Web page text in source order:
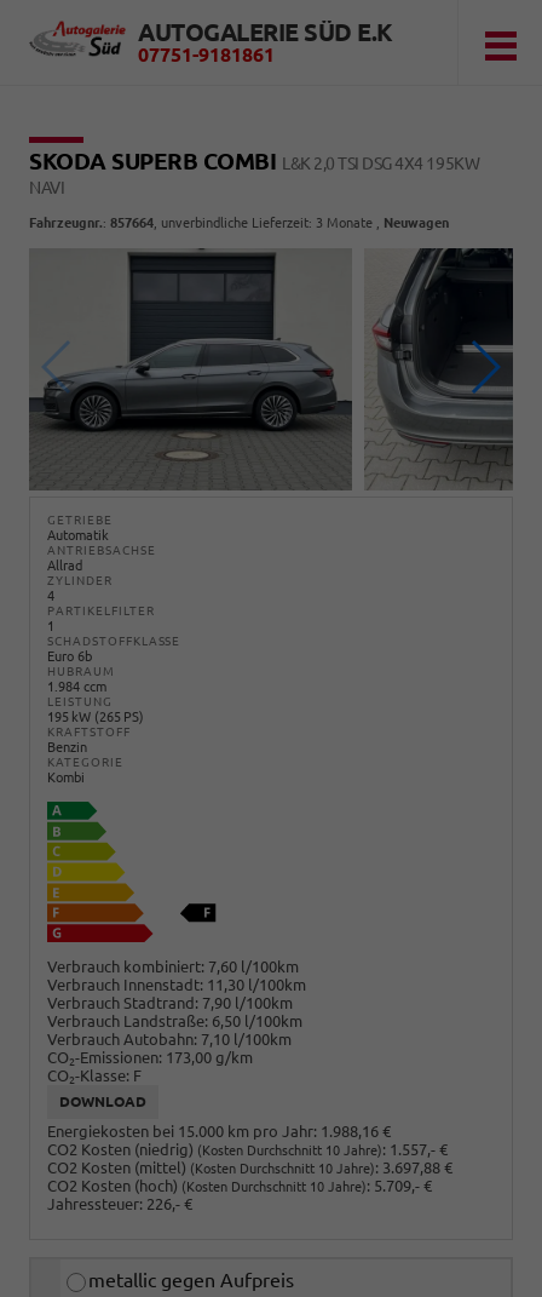
AUTOGALERIE SÜD E.K
07751-9181861
SKODA SUPERB COMBI L&K 2,0 TSI DSG 4X4 195KW
NAVI
Fahrzeugnr.: 857664 , unverbindliche Lieferzeit: 3 Monate Neuwagen
GETRIEBE
Automatik
ANTRIEBSACHSE
Allrad
ZYLINDER
4
PARTIKELFILTER
1
SCHADSTOFFKLASSE
Euro 6b
HUBRAUM
1.984 ccm
LEISTUNG
195 kW (265 PS)
KRAFTSTOFF
Benzin
KATEGORIE
Kombi
Verbrauch kombiniert: 7,60 l/100km
Verbrauch Innenstadt: 11,30 l/100km
Verbrauch Stadtrand: 7,90 l/100km
Verbrauch Landstraße: 6,50 l/100km
Verbrauch Autobahn: 7,10 l/100km
CO2-Emissionen: 173,00 g/km
CO2-Klasse: F
DOWNLOAD
Energiekosten bei 15.000 km pro Jahr: 1.988,16 €
CO2 Kosten (niedrig) (Kosten Durchschnitt 10 Jahre): 1.557,- €
CO2 Kosten (mittel) (Kosten Durchschnitt 10 Jahre): 3.697,88 €
CO2 Kosten (hoch) (Kosten Durchschnitt 10 Jahre): 5.709,- €
Jahressteuer: 226,- €
metallic gegen Aufpreis